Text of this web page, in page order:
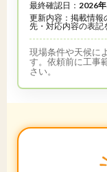
最終確認日： 2026
更新内容：掲載情報
先・対応内容の表記
現場条件や天候に
す。依頼前に工事
さい。